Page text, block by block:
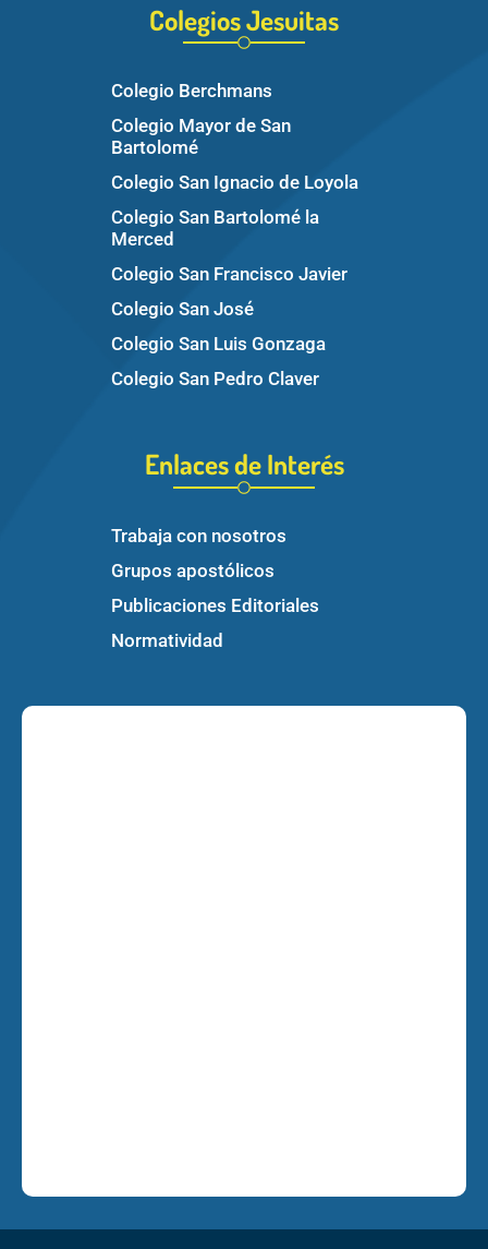
Colegios Jesuitas
Colegio Berchmans
Colegio Mayor de San
Bartolomé
Colegio San Ignacio de Loyola
Colegio San Bartolomé la
Merced
Colegio San Francisco Javier
Colegio San José
Colegio San Luis Gonzaga
Colegio San Pedro Claver
Enlaces de Interés
Trabaja con nosotros
Grupos apostólicos
Publicaciones Editoriales
Normatividad